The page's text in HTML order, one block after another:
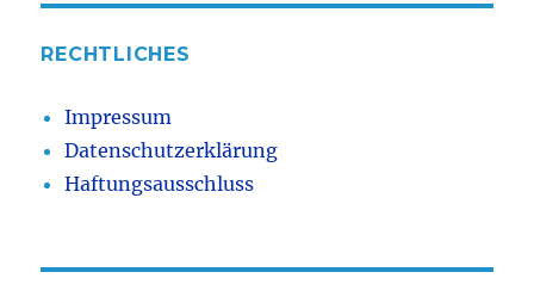
RECHTLICHES
Impressum
Datenschutzerklärung
Haftungsausschluss